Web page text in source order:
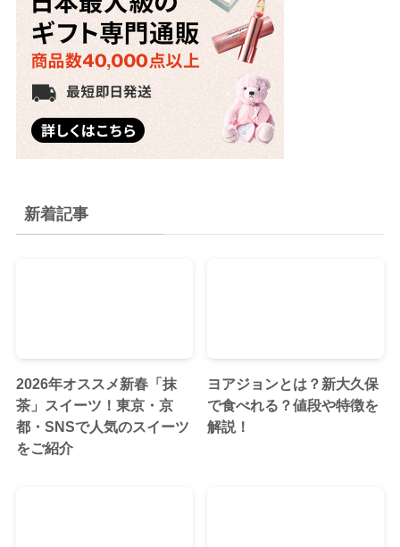
新着記事
2026年オススメ新春「抹
茶」スイーツ！東京・京
都・SNSで人気のスイーツ
をご紹介
ヨアジョンとは？新大久保
で食べれる？値段や特徴を
解説！